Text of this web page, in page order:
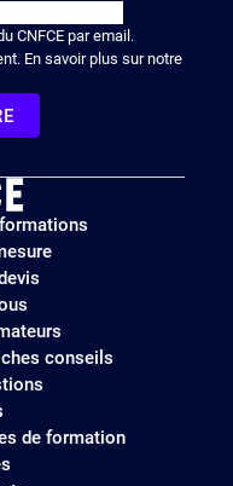
CNFCE par email.
En savoir plus sur notre
conseils
de formation